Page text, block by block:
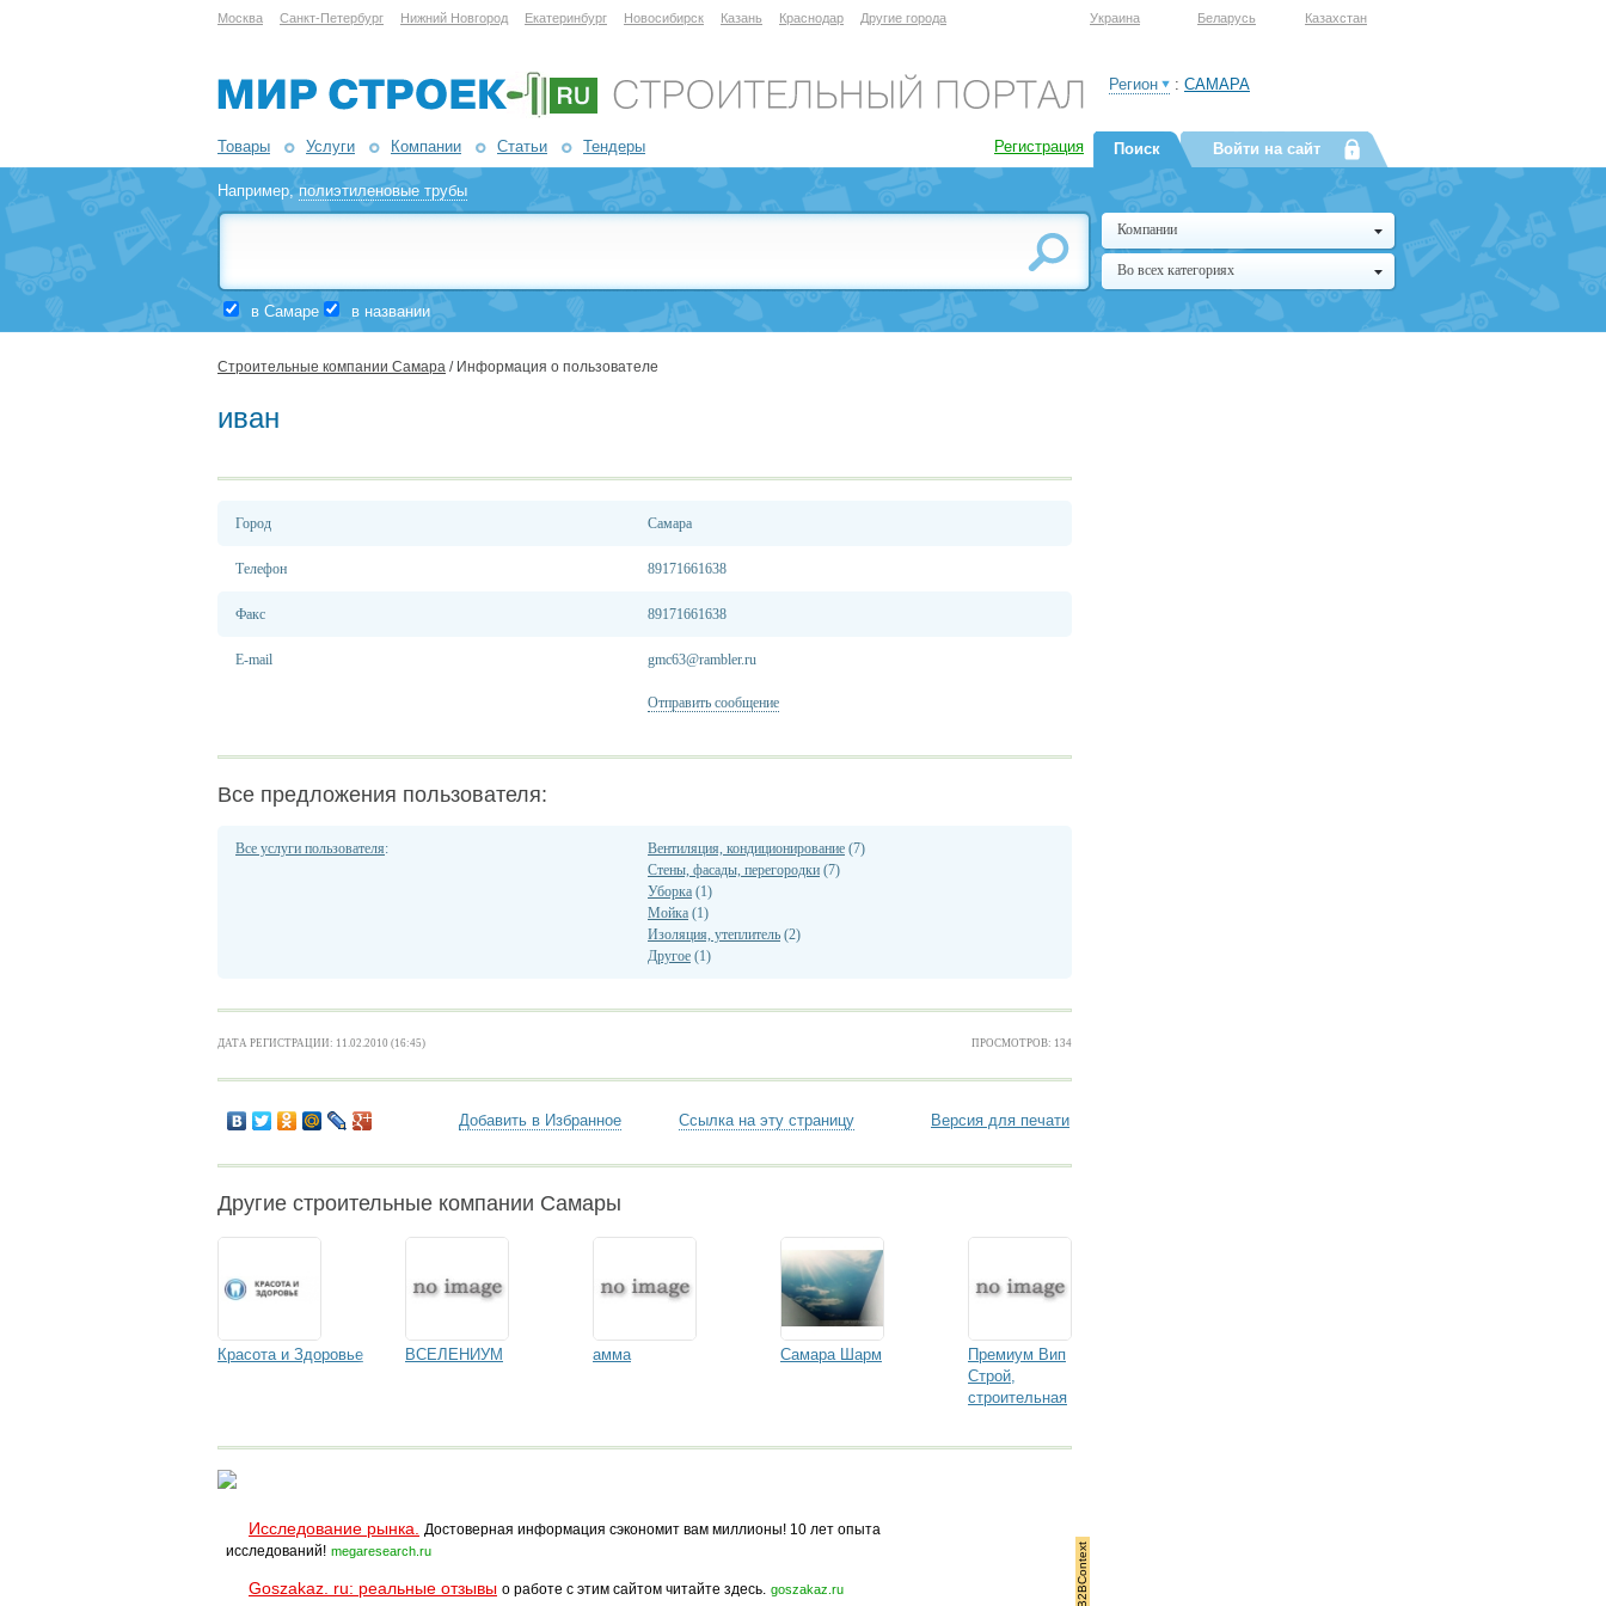
Москва Санкт-Петербург Нижний Новгород Екатеринбург Новосибирск Казань Краснодар Другие города Украина Беларусь Казахстан
Товары Услуги Компании Статьи Тендеры Регистрация
Регион : САМАРА
Например,полиэтиленовые трубы
в Самаре в названии
Поиск Войти на сайт
Компании
Во всех категориях
Строительные компании Самара / Информация о пользователе
иван
Город Самара
Телефон 89171661638
Факс 89171661638
E-mail gmc63@rambler.ru
Отправить сообщение
Все предложения пользователя:
Все услуги пользователя: Вентиляция, кондиционирование (7)
Стены, фасады, перегородки (7)
Уборка (1)
Мойка (1)
Изоляция, утеплитель (2)
Другое (1)
ДАТА РЕГИСТРАЦИИ: 11.02.2010 (16:45) ПРОСМОТРОВ: 134
Добавить в Избранное Ссылка на эту страницу Версия для печати
Другие строительные компании Самары
Красота и Здоровье ВСЕЛЕНИУМ амма Самара Шарм
Премиум Вип
Строй,
строительная
Исследование рынка.
Достоверная информация сэкономит вам миллионы! 10 лет опыта
исследований! megaresearch.ru
Goszakaz. ru: реальные отзывы о работе с этим сайтом читайте здесь. goszakaz.ru